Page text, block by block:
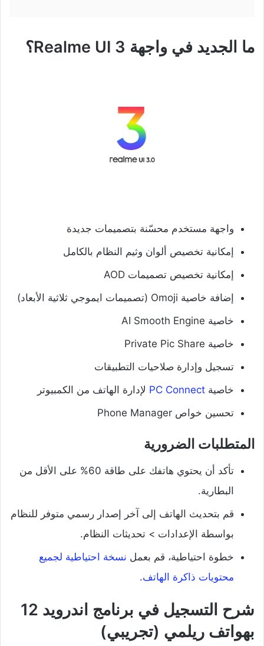
ما الجديد في واجهة Realme UI 3؟
واجهة مستخدم محسّنة بتصميمات جديدة
إمكانية تخصيص ألوان وثيم النظام بالكامل
إمكانية تخصيص تصميمات AOD
إضافة خاصية Omoji (تصميمات ايموجي ثلاثية الأبعاد)
خاصية AI Smooth Engine
خاصية Private Pic Share
تسجيل وإدارة صلاحيات التطبيقات
خاصية PC Connect لإدارة الهاتف من الكمبيوتر
تحسين خواص Phone Manager
المتطلبات الضرورية
تأكد أن يحتوي هاتفك على طاقة 60% على الأقل من
البطارية.
قم بتحديث الهاتف إلى آخر إصدار رسمي متوفر للنظام
بواسطة الإعدادات > تحديثات النظام.
خطوة احتياطية، قم بعمل نسخة احتياطية لجميع
محتويات ذاكرة الهاتف.
شرح التسجيل في برنامج اندرويد 12
بهواتف ريلمي (تجريبي)